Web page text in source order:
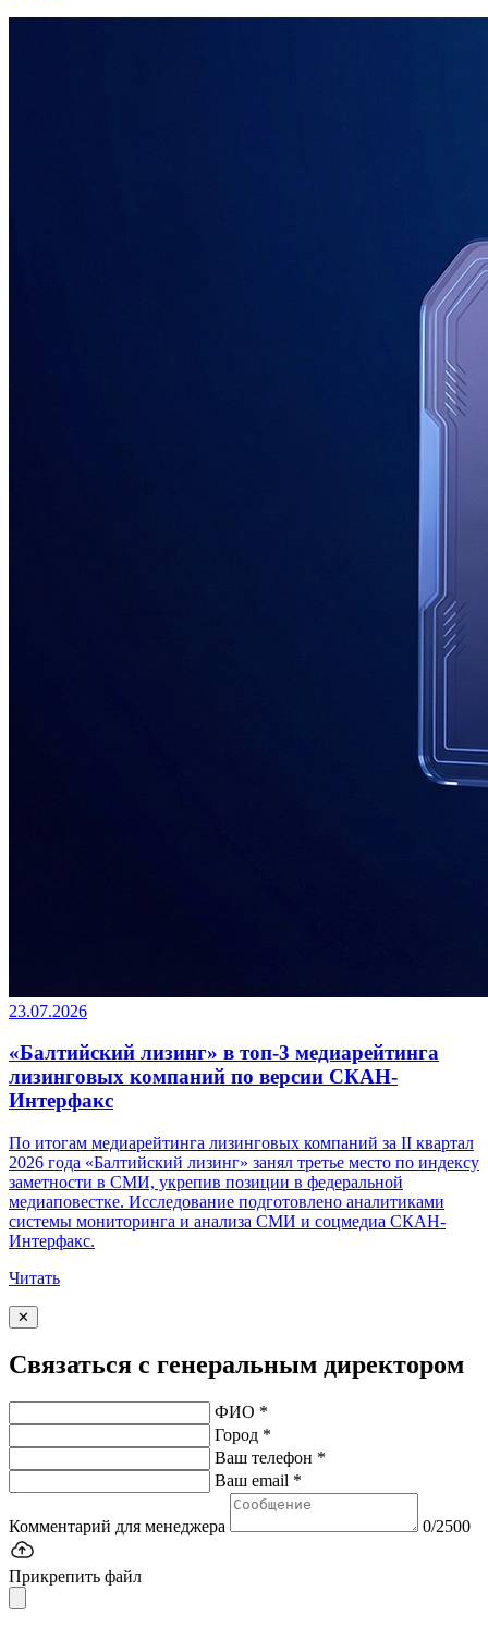
23.07.2026
«Балтийский лизинг» в топ-3 медиарейтинга
лизинговых компаний по версии СКАН-
Интерфакс
По итогам медиарейтинга лизинговых компаний за II квартал
2026 года «Балтийский лизинг» занял третье место по индексу
заметности в СМИ, укрепив позиции в федеральной
медиаповестке. Исследование подготовлено аналитиками
системы мониторинга и анализа СМИ и соцмедиа СКАН-
Интерфакс.
Читать
✕
Связаться с генеральным директором
ФИО *
Город *
Ваш телефон *
Ваш email *
Комментарий для менеджера 0/2500
Прикрепить файл